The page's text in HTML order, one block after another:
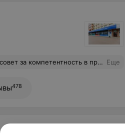
в процедуре мы очень довольны Еще
478